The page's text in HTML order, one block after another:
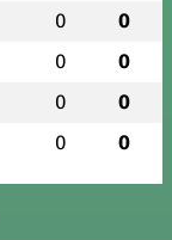
0 0
0 0
0 0
0 0